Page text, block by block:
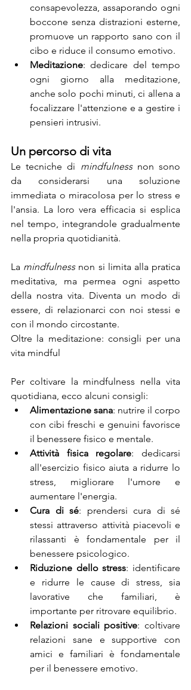
consapevolezza, assaporando ogni
boccone senza distrazioni esterne,
promuove un rapporto sano con il
cibo e riduce il consumo emotivo.
Meditazione: dedicare del tempo
ogni giorno alla meditazione,
anche solo pochi minuti, ci allena a
focalizzare l'attenzione e a gestire i
pensieri intrusivi.
Un percorso di vita
Le tecniche di mindfulness non sono
da considerarsi una soluzione
immediata o miracolosa per lo stress e
l'ansia. La loro vera efficacia si esplica
nel tempo, integrandole gradualmente
nella propria quotidianità.
La mindfulness non si limita alla pratica
meditativa, ma permea ogni aspetto
della nostra vita. Diventa un modo di
essere, di relazionarci con noi stessi e
con il mondo circostante.
Oltre la meditazione: consigli per una
vita mindful
Per coltivare la mindfulness nella vita
quotidiana, ecco alcuni consigli:
Alimentazione sana: nutrire il corpo
con cibi freschi e genuini favorisce
il benessere fisico e mentale.
Attività fisica regolare: dedicarsi
all'esercizio fisico aiuta a ridurre lo
stress, migliorare l'umore e
aumentare l'energia.
Cura di sé: prendersi cura di sé
stessi attraverso attività piacevoli e
rilassanti è fondamentale per il
benessere psicologico.
Riduzione dello stress: identificare
e ridurre le cause di stress, sia
lavorative che familiari, è
importante per ritrovare equilibrio.
Relazioni sociali positive: coltivare
relazioni sane e supportive con
amici e familiari è fondamentale
per il benessere emotivo.